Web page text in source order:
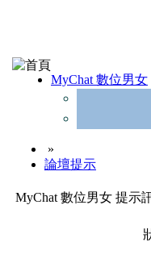
MyChat 數位男女
»
論壇提示
MyChat 數位男女 提示